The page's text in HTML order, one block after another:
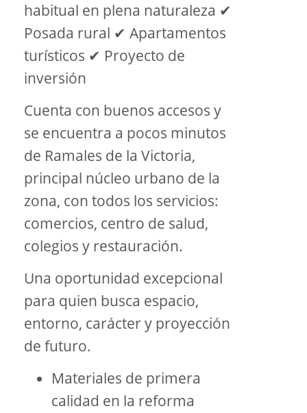
habitual en plena naturaleza ✔
Posada rural ✔ Apartamentos
turísticos ✔ Proyecto de
inversión
Cuenta con buenos accesos y
se encuentra a pocos minutos
de Ramales de la Victoria,
principal núcleo urbano de la
zona, con todos los servicios:
comercios, centro de salud,
colegios y restauración.
Una oportunidad excepcional
para quien busca espacio,
entorno, carácter y proyección
de futuro.
Materiales de primera
calidad en la reforma